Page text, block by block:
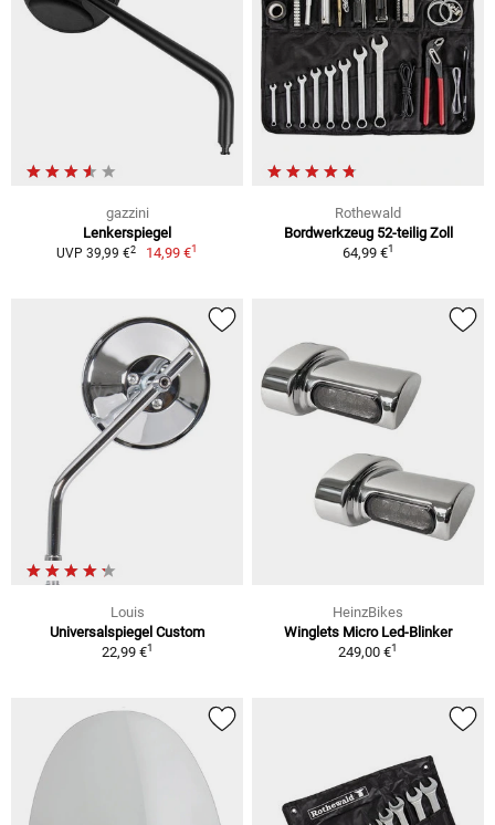
gazzini
Lenkerspiegel
UVP 39,99 €2 14,99 €1
Rothewald
Bordwerkzeug 52-teilig Zoll
64,99 €1
Louis
Universalspiegel Custom
22,99 €1
HeinzBikes
Winglets Micro Led-Blinker
249,00 €1